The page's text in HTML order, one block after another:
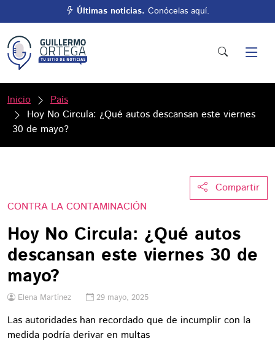
Últimas noticias. Conócelas aquí.
Inicio
País
Hoy No Circula: ¿Qué autos descansan este viernes
30 de mayo?
Compartir
CONTRA LA CONTAMINACIÓN
Hoy No Circula: ¿Qué autos
descansan este viernes 30 de
mayo?
Elena Martínez 29 mayo, 2025
Las autoridades han recordado que de incumplir con la
medida podría derivar en multas